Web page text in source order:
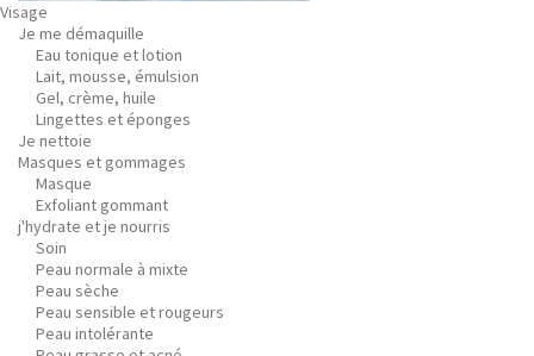
Visage
Je me démaquille
Eau tonique et lotion
Lait, mousse, émulsion
Gel, crème, huile
Lingettes et éponges
Je nettoie
Masques et gommages
Masque
Exfoliant gommant
j'hydrate et je nourris
Soin
Peau normale à mixte
Peau sèche
Peau sensible et rougeurs
Peau intolérante